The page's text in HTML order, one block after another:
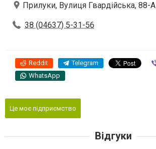
Прилуки, Вулиця Гвардійська, 88-А
38 (04637) 5-31-56
Reddit Telegram
WhatsApp
Це моє підприємство
Відгуки